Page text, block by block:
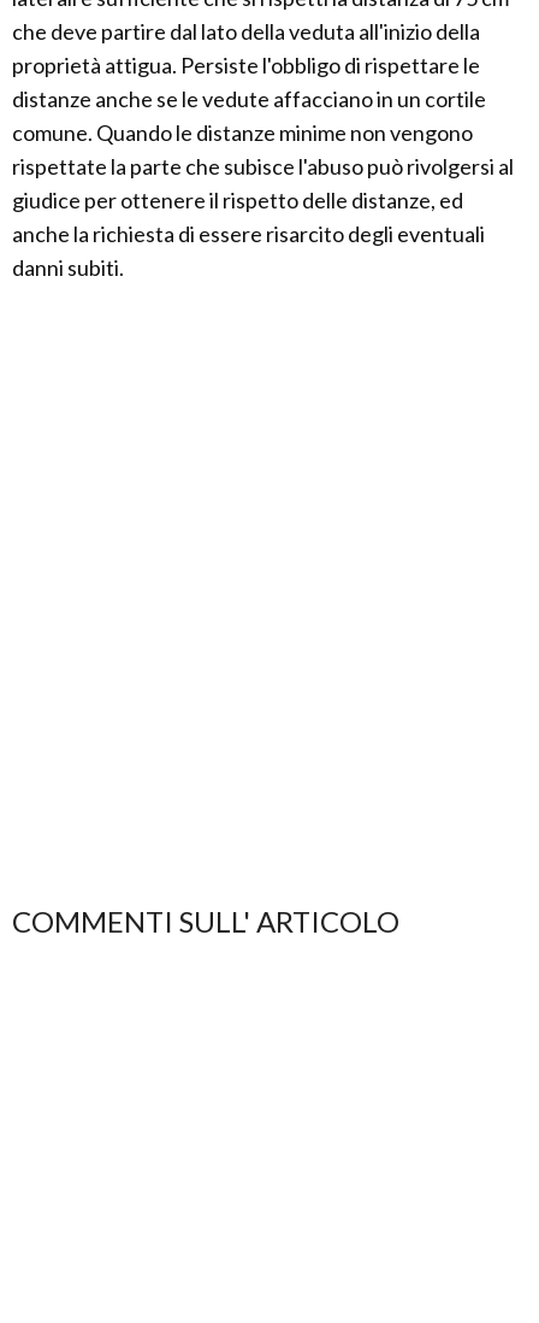
che deve partire dal lato della veduta all'inizio della
proprietà attigua. Persiste l'obbligo di rispettare le
distanze anche se le vedute affacciano in un cortile
comune. Quando le distanze minime non vengono
rispettate la parte che subisce l'abuso può rivolgersi al
giudice per ottenere il rispetto delle distanze, ed
anche la richiesta di essere risarcito degli eventuali
danni subiti.
COMMENTI SULL' ARTICOLO